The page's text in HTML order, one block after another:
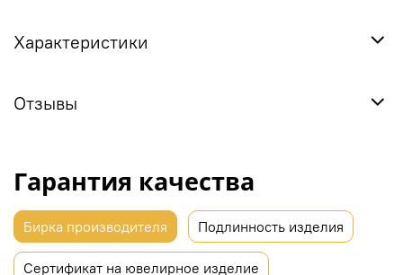
Характеристики
Отзывы
Гарантия качества
Бирка производителя Подлинность изделия
Сертификат на ювелирное изделие